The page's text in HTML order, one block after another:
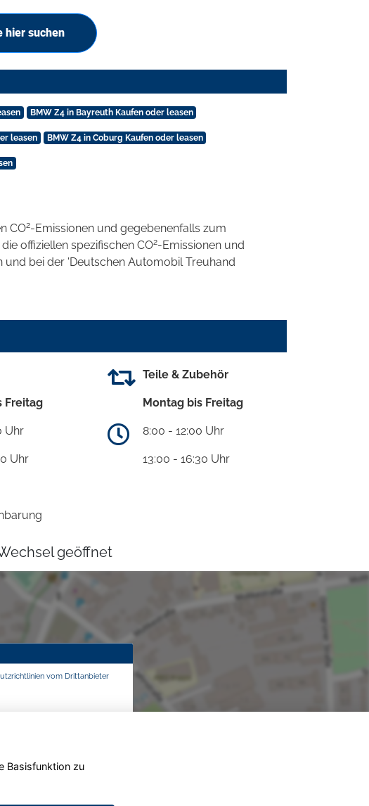
hier suchen
BMW Z4 in Bayreuth Kaufen oder leasen
leasen BMW Z4 in Coburg Kaufen oder leasen
CO2-Emissionen und gegebenenfalls zum
offiziellen spezifischen CO2-Emissionen und
bei der 'Deutschen Automobil Treuhand
Freitag
Uhr
Uhr
Teile & Zubehör
Montag bis Freitag
8:00 - 12:00 Uhr
13:00 - 16:30 Uhr
geöffnet
vom Drittanbieter
Basisfunktion zu